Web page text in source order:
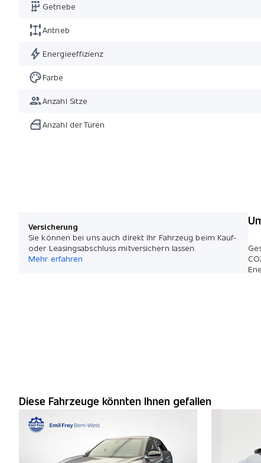
Getriebe
Antrieb
Energieeffizienz
Farbe
Anzahl Sitze
Anzahl der Türen
Versicherung
Sie können bei uns auch direkt Ihr Fahrzeug beim Kauf-
oder Leasingsabschluss mitversichern lassen.
Mehr erfahren
Diese Fahrzeuge könnten Ihnen gefallen